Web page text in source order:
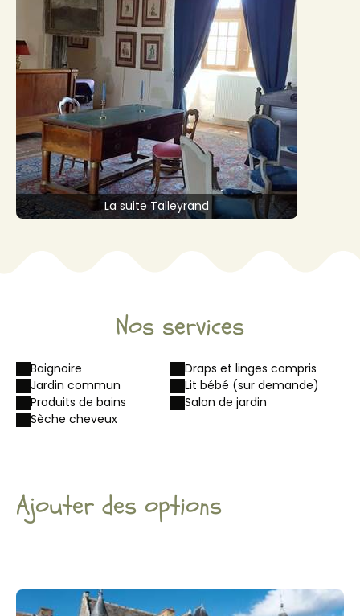
La suite Talleyrand
Nos services
Baignoire
Draps et linges compris
Jardin commun
Lit bébé (sur demande)
Produits de bains
Salon de jardin
Sèche cheveux
Ajouter des options